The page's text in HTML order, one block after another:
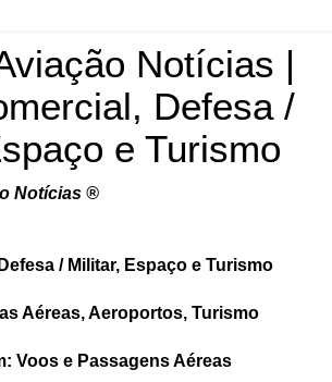
Notícias |
Defesa /
e Turismo
Notícias ®
/ Militar, Espaço e Turismo
Aéreas, Aeroportos, Turismo
Voos e Passagens Aéreas